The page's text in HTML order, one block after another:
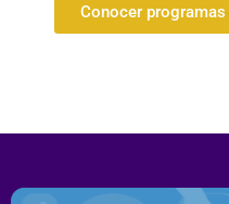
Conocer programas